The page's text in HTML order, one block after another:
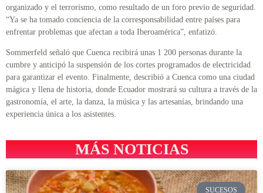
organizado y el terrorismo, como resultado de un foro previo de seguridad.
“Ya se ha tomado conciencia de la corresponsabilidad entre países para
enfrentar problemas que afectan a toda Iberoamérica”, enfatizó.
Sommerfeld señaló que Cuenca recibirá unas 1 200 personas durante la
cumbre y anticipó la suspensión de los cortes programados de electricidad
para garantizar el evento. Finalmente, describió a Cuenca como una ciudad
mágica y llena de historia, donde Ecuador mostrará su cultura a través de la
gastronomía, el arte, la danza, la música y las artesanías, brindando una
experiencia única a los asistentes.
MÁS NOTICIAS
SUCESOS